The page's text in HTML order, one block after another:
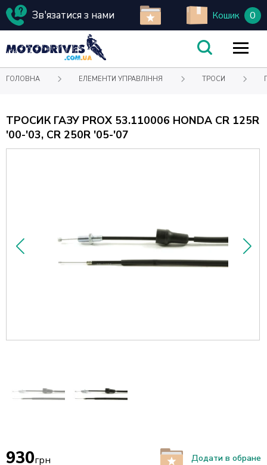
Зв'язатися з нами Кошик 0
ГОЛОВНА ЕЛЕМЕНТИ УПРАВЛІННЯ ТРОСИ
ТРОСИК ГАЗУ PROX 53.110006 HONDA CR 125R
'00-'03, CR 250R '05-'07
930грн Додати в обране